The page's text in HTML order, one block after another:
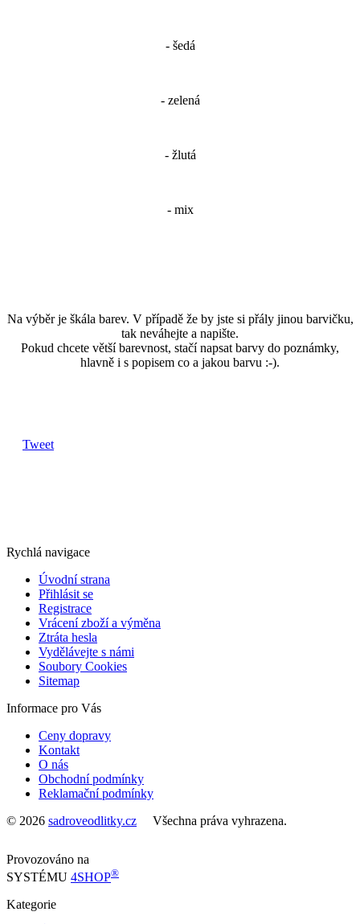
- šedá
- zelená
- žlutá
- mix
Na výběr je škála barev. V případě že by jste si přály jinou barvičku,
tak neváhejte a napište.
Pokud chcete větší barevnost, stačí napsat barvy do poznámky,
hlavně i s popisem co a jakou barvu :-).
Tweet
Rychlá navigace
Úvodní strana
Přihlásit se
Registrace
Vrácení zboží a výměna
Ztráta hesla
Vydělávejte s námi
Soubory Cookies
Sitemap
Informace pro Vás
Ceny dopravy
Kontakt
O nás
Obchodní podmínky
Reklamační podmínky
© 2026 sadroveodlitky.cz Všechna práva vyhrazena.
Provozováno na
SYSTÉMU 4SHOP®
Kategorie